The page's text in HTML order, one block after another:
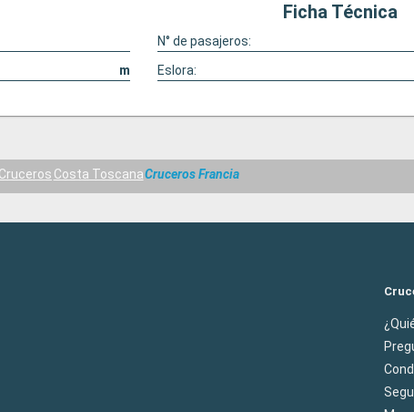
Ficha Técnica
N° de pasajeros:
m Eslora:
Costa ToscanaCruceros Francia